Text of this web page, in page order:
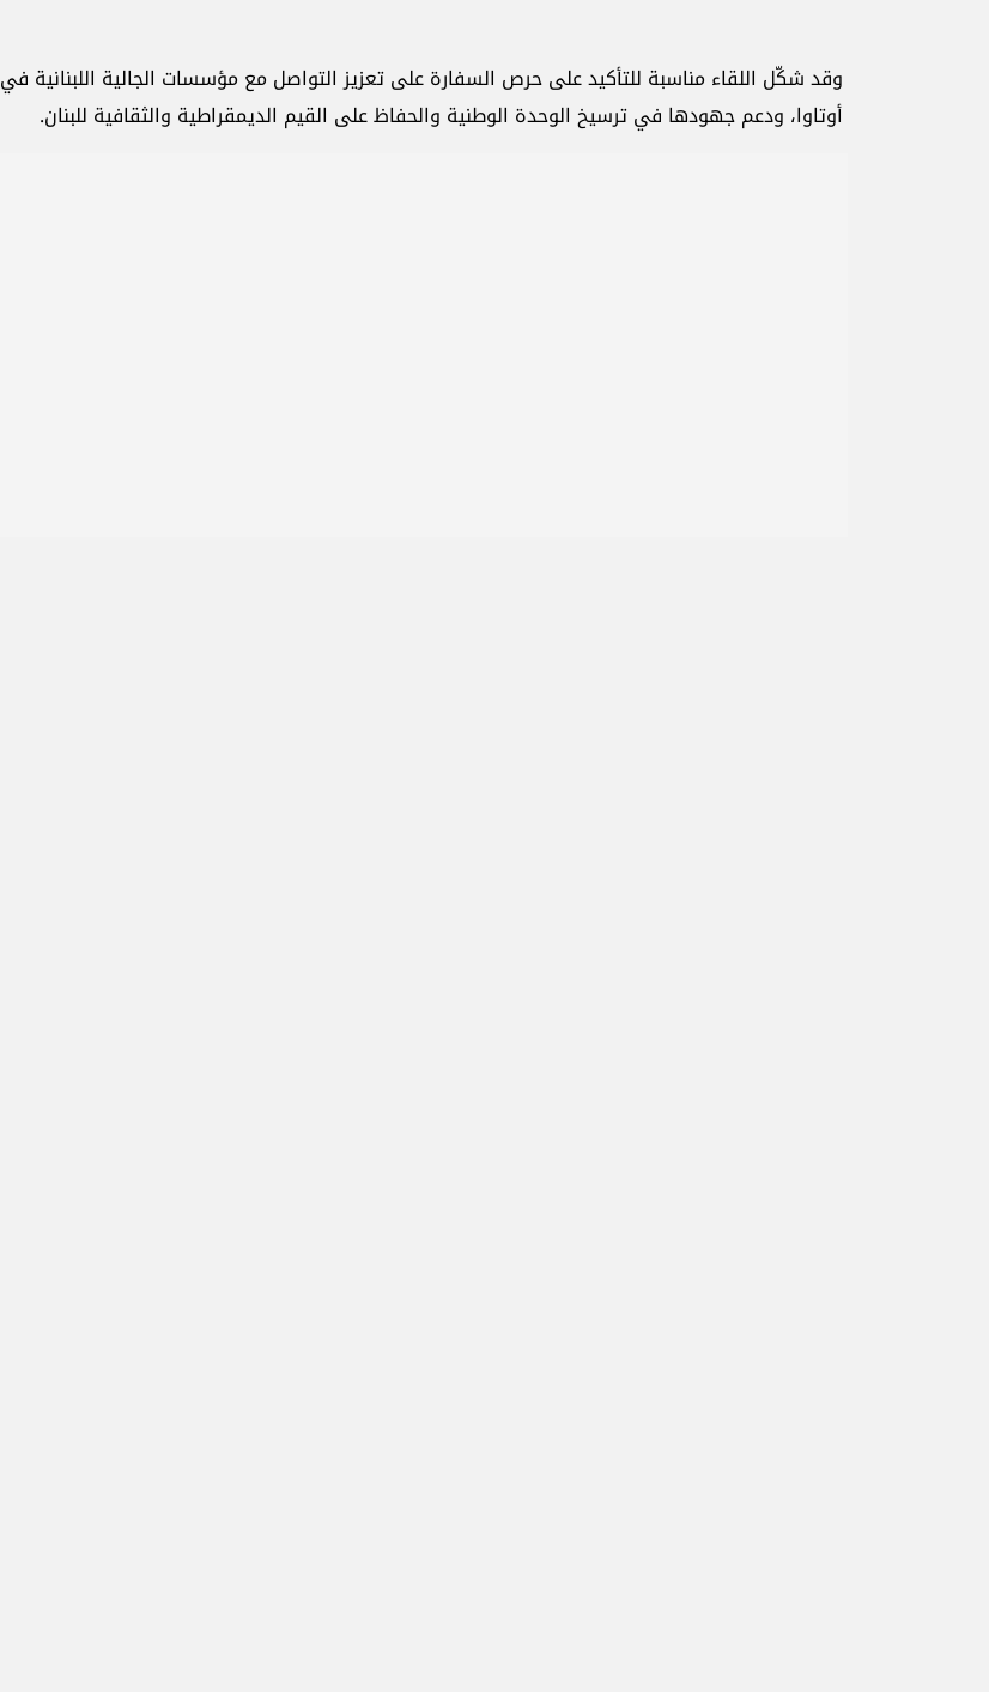
وقد شكّل اللقاء مناسبة للتأكيد على حرص السفارة على تعزيز التواصل مع مؤسسات الجالية اللبنانية في
أوتاوا، ودعم جهودها في ترسيخ الوحدة الوطنية والحفاظ على القيم الديمقراطية والثقافية للبنان.